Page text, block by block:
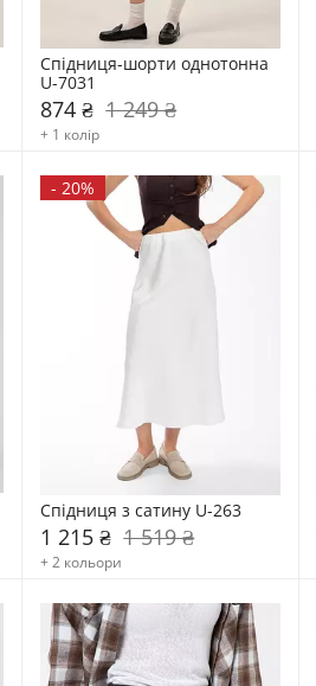
Спідниця-шорти однотонна
U-7031
874 ₴ 1 249 ₴
+ 1 колір
-20%
Спідниця з сатину U-263
1 215 ₴ 1 519 ₴
+ 2 кольори